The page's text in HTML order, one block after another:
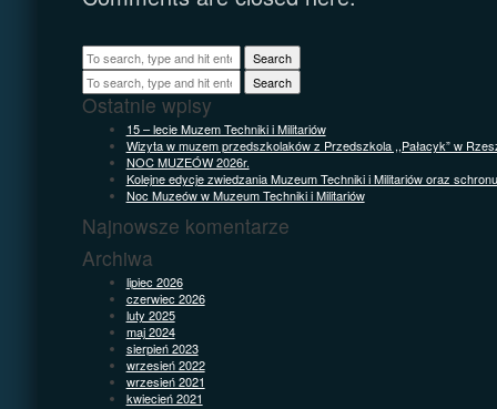
Search
Search
Ostatnie wpisy
15 – lecie Muzem Techniki i Militariów
Wizyta w muzem przedszkolaków z Przedszkola ,,Pałacyk” w
NOC MUZEÓW 2026r.
Kolejne edycje zwiedzania Muzeum Techniki i Militariów oraz
Noc Muzeów w Muzeum Techniki i Militariów
Najnowsze komentarze
Archiwa
lipiec 2026
czerwiec 2026
luty 2025
maj 2024
sierpień 2023
wrzesień 2022
wrzesień 2021
kwiecień 2021